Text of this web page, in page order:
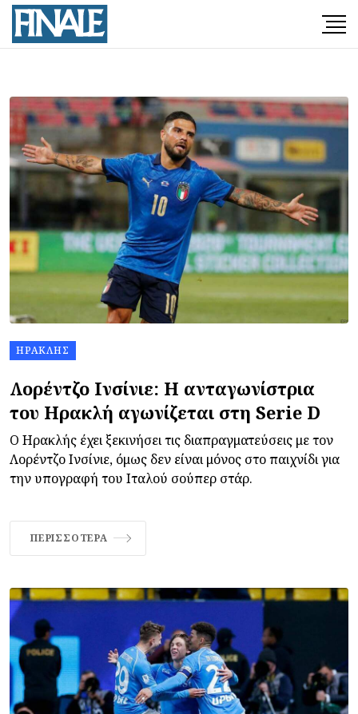
ΗΡΑΚΛΉΣ
Λορέντζο Ινσίνιε: Η ανταγωνίστρια
του Ηρακλή αγωνίζεται στη Serie D
Ο Ηρακλής έχει ξεκινήσει τις διαπραγματεύσεις με τον
Λορέντζο Ινσίνιε, όμως δεν είναι μόνος στο παιχνίδι για
την υπογραφή του Ιταλού σούπερ στάρ.
ΠΕΡΙΣΣΌΤΕΡΑ